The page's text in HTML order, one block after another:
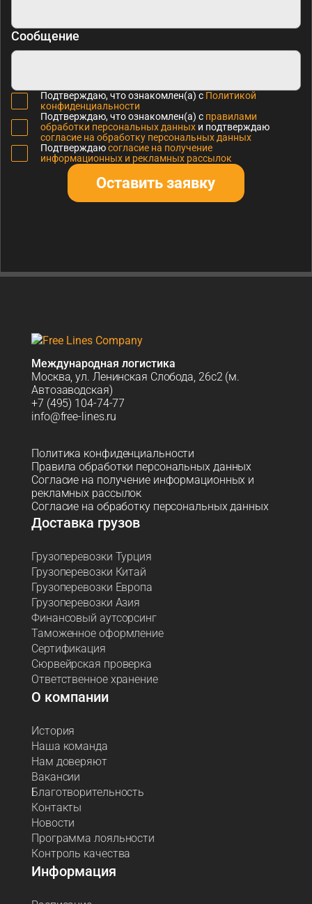
Сообщение
Подтверждаю, что ознакомлен(а) с Политикой
конфиденциальности
Подтверждаю, что ознакомлен(а) с правилами
обработки персональных данныхи подтверждаю
согласие на обработку персональных данных
Подтверждаюсогласие на получение
информационных и рекламных рассылок
Оставить заявку
Международная логистика
Москва, ул. Ленинская Слобода, 26с2 (м.
Автозаводская)
+7 (495) 104-74-77
info@free-lines.ru
Политика конфиденциальности
Правила обработки персональных данных
Согласие на получение информационных и
рекламных рассылок
Согласие на обработку персональных данных
Доставка грузов
Грузоперевозки Турция
Грузоперевозки Китай
Грузоперевозки Европа
Грузоперевозки Азия
Финансовый аутсорсинг
Таможенное оформление
Сертификация
Сюрвейрская проверка
Ответственное хранение
О компании
История
Наша команда
Нам доверяют
Вакансии
Благотворительность
Контакты
Новости
Программа лояльности
Контроль качества
Информация